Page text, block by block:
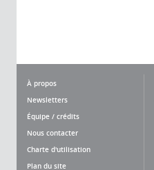
À propos
Newsletters
Équipe / crédits
Nous contacter
Charte d'utilisation
Plan du site